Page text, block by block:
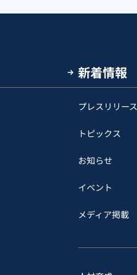
新着情報
プレスリリース
トピックス
お知らせ
イベント
メディア掲載